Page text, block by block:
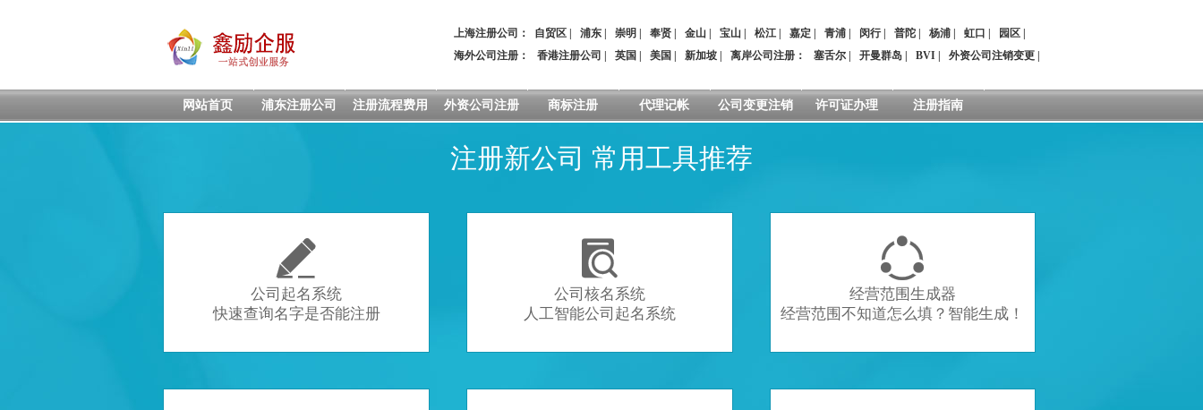
上海注册公司： 自贸区 浦东 崇明 奉贤 金山 宝山 松江 嘉定 青浦 闵行| 普陀 杨浦 虹口 园区
海外公司注册：
香港注册公司 英国 美国 新加坡 离岸公司注册 ： 塞舌尔 开曼群岛 BVI 外资公司注销变更
网站首页 浦东注册公司 注册流程费用 外资公司注册 商标注册 代理记帐 公司变更注销 许可证办理 注册指南
注册新公司 常用工具推荐

公司起名系统
快速查询名字是否能注册

公司核名系统
人工智能公司起名系统

经营范围生成器
经营范围不知道怎么填？智能生成！